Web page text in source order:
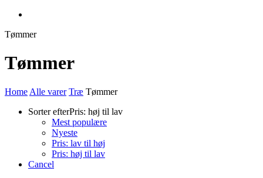
Tømmer
Tømmer
Home Alle varer Træ Tømmer
Sorter efterPris: høj til lav
Mest populære
Nyeste
Pris: lav til høj
Pris: høj til lav
Cancel